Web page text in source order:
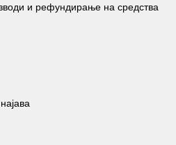
и рефундирање на средства